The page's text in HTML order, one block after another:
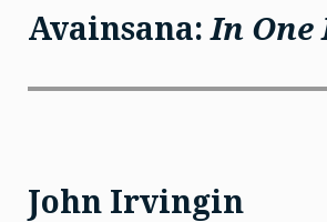
Avainsana:In One
John Irvingin